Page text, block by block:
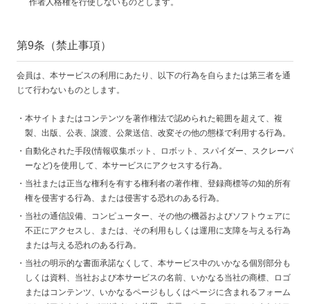
作者人格権を行使しないものとします。
第9条（禁止事項）
会員は、本サービスの利用にあたり、以下の行為を自らまたは第三者を通
じて行わないものとします。
本サイトまたはコンテンツを著作権法で認められた範囲を超えて、複
製、出版、公表、譲渡、公衆送信、改変その他の態様で利用する行為。
自動化された手段(情報収集ボット、ロボット、スパイダー、スクレーパ
ーなど)を使用して、本サービスにアクセスする行為。
当社または正当な権利を有する権利者の著作権、登録商標等の知的所有
権を侵害する行為、または侵害する恐れのある行為。
当社の通信設備、コンピューター、その他の機器およびソフトウェアに
不正にアクセスし、または、その利用もしくは運用に支障を与える行為
または与える恐れのある行為。
当社の明示的な書面承諾なくして、本サービス中のいかなる個別部分も
しくは資料、当社および本サービスの名前、いかなる当社の商標、ロゴ
またはコンテンツ、いかなるページもしくはページに含まれるフォーム